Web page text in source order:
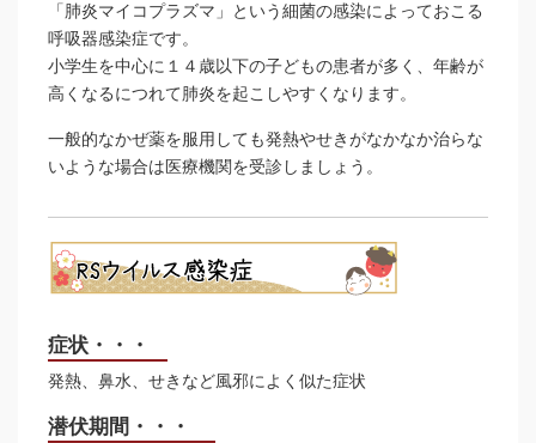
「肺炎マイコプラズマ」という細菌の感染によっておこる
呼吸器感染症です。
小学生を中心に１４歳以下の子どもの患者が多く、年齢が
高くなるにつれて肺炎を起こしやすくなります。
一般的なかぜ薬を服用しても発熱やせきがなかなか治らな
いような場合は医療機関を受診しましょう。
症状・・・
発熱、鼻水、せきなど風邪によく似た症状
潜伏期間・・・